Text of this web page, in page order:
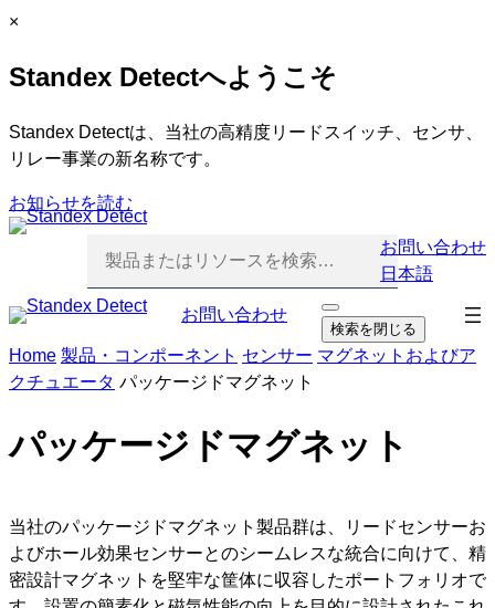
内
を
キ
ッ
C
o
e
×
Standex Detectへようこそ
Standex Detectは、当社の高精度リードスイッチ、センサ、
リレー事業の新名称です。
お知らせを読む
お問い合わせ
日本語
お問い合わせ
検
索
を
検索を閉じる
ナ
ゲ
ス
キ
ッ
Home 製品・コンポーネント センサー マグネットおよびア
クチュエータ パッケージドマグネット
パッケージドマグネット
当社のパッケージドマグネット製品群は、リードセンサーお
よびホール効果センサーとのシームレスな統合に向けて、精
密設計マグネットを堅牢な筐体に収容したポートフォリオで